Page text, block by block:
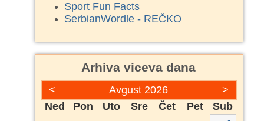
Sport Fun Facts
SerbianWordle - REČKO
Arhiva viceva dana
< >
Avgust 2026
Ned
Pon Uto Sre Čet Pet
Sub